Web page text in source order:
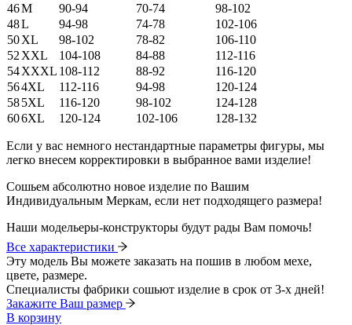
46M 90-94 70-74
98-102
48L 94-98 74-78
102-106
50XL 98-102 78-82
106-110
52 XXL 104-108 84-88
112-116
54XXXL 108-112 88-92
116-120
564XL 112-116 94-98
120-124
585XL 116-120 98-102
124-128
606XL 120-124 102-106 128-132
Если у вас немного нестандартные параметры фигуры, мы
легко внесем корректировки в выбранное вами изделие!
Сошьем абсолютно новое изделие по Вашим
Индивидуальным Меркам, если нет подходящего размера!
Наши модельеры-конструкторы будут рады Вам помочь!
Все характеристики
Эту модель Вы можете заказать на пошив в любом мехе,
цвете, размере.
Специалисты фабрики сошьют изделие в срок от 3-х дней!
Закажите Ваш размер
В корзину